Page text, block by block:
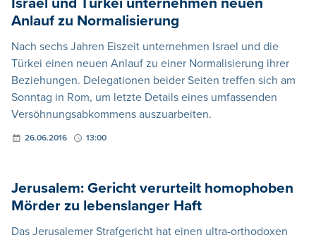
Anlauf zu Normalisierung
Nach sechs Jahren Eiszeit unternehmen Israel und die
Türkei einen neuen Anlauf zu einer Normalisierung ihrer
Beziehungen. Delegationen beider Seiten treffen sich am
Sonntag in Rom, um letzte Details eines umfassenden
Versöhnungsabkommens auszuarbeiten.
26.06.2016 13:00
Jerusalem: Gericht verurteilt homophoben
Mörder zu lebenslanger Haft
Das Jerusalemer Strafgericht hat einen ultra-orthodoxen